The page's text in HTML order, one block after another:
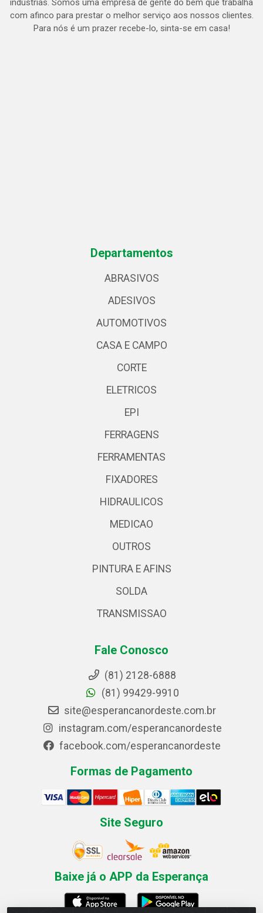
indústrias. Somos uma empresa de gente do bem que trabalha
com afinco para prestar o melhor serviço aos nossos clientes.
Para nós é um prazer recebe-lo, sinta-se em casa!
Departamentos
ABRASIVOS
ADESIVOS
AUTOMOTIVOS
CASA E CAMPO
CORTE
ELETRICOS
EPI
FERRAGENS
FERRAMENTAS
FIXADORES
HIDRAULICOS
MEDICAO
OUTROS
PINTURA E AFINS
SOLDA
TRANSMISSAO
Fale Conosco
(81) 2128-6888
(81) 99429-9910
site@esperancanordeste.com.br
instagram.com/esperancanordeste
facebook.com/esperancanordeste
Formas de Pagamento
Site Seguro
Baixe já o APP da Esperança